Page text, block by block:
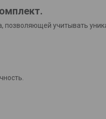
позволяющей учитывать